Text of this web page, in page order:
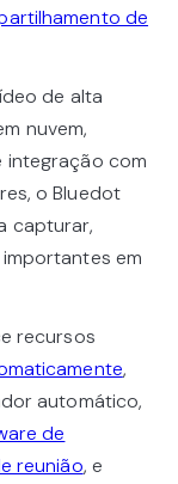
de
de alta
nuvem,
integração com
o Bluedot
capturar,
em
recursos
,
automático,
de
reunião, e